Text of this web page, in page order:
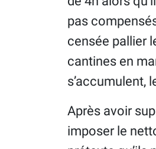
pas
censée pallier
cantines en
s’accumulent,
Après avoir
imposer le